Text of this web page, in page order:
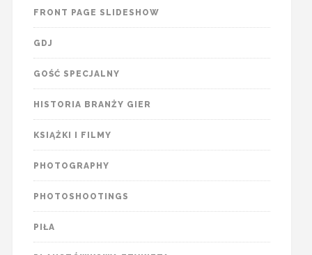
FRONT PAGE SLIDESHOW
GDJ
GOŚĆ SPECJALNY
HISTORIA BRANŻY GIER
KSIĄŻKI I FILMY
PHOTOGRAPHY
PHOTOSHOOTINGS
PIŁA